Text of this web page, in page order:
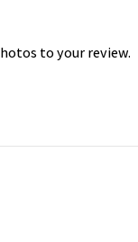
to your review.